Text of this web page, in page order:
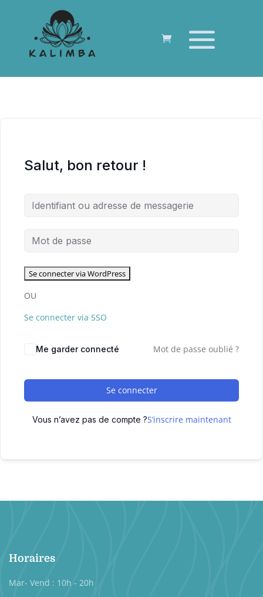
Salut, bon retour !
OU
Se connecter via SSO
Me garder connecté Mot de passe oublié ?
Se connecter
Vous n’avez pas de compte ?S’inscrire maintenant
Horaires
Mar- Vend : 10h - 20h